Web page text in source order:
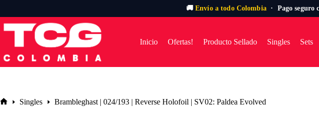
🚚 Envío a todo Colombia· Pago seguro
al
Inicio Ofertas! Producto Sellado Singles Sets
Singles Brambleghast | 024/193 | Reverse Holofoil | SV02: Paldea Evolved